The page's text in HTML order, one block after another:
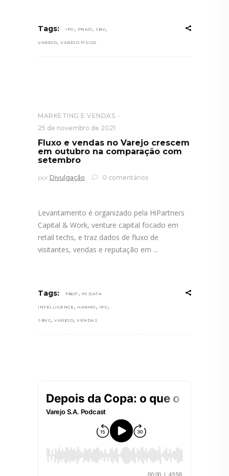
Tags: IPV , PNAD , SBV,
VAREJO, VAREJO FÍSICO
MARKETING E VENDAS
25 de novembro de 2021
Fluxo e vendas no Varejo crescem
em outubro na comparação com
setembro
por Divulgação 0 comentários
Levantamento é organizado pela HiPartners
Capital & Work, venture capital focado em
retail techs, e traz dados de fluxo de
visitantes, vendas e reputação em
Tags: F360º , FX DATA
INTELLIGENCE , HARMO , IPV,
SBVC, VAREJO, VENDAS